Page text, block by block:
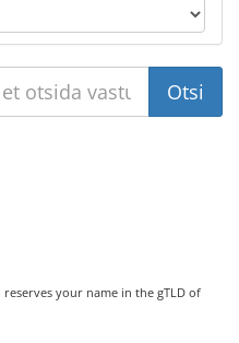
your name in the gTLD of